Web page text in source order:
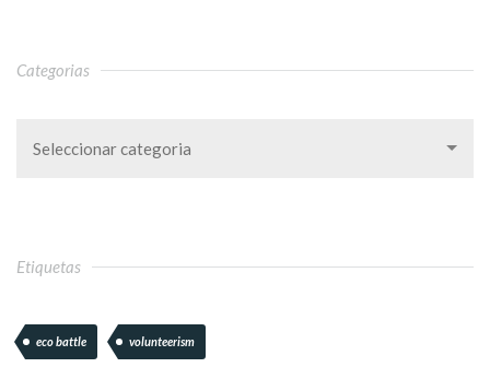
Categorias
Seleccionar categoria
Etiquetas
eco battle volunteerism